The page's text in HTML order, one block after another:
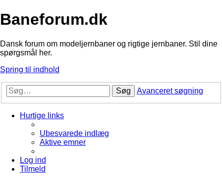
Baneforum.dk
Dansk forum om modeljernbaner og rigtige jernbaner. Stil dine
spørgsmål her.
Spring til indhold
Søg Avanceret søgning
Hurtige links
Ubesvarede indlæg
Aktive emner
Log ind
Tilmeld